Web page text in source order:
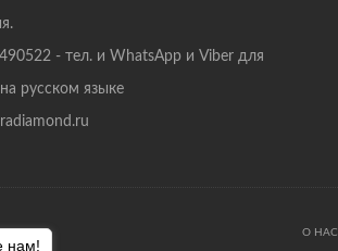
- тел. и WhatsApp и Viber для
русском языке
О НАС
нам!